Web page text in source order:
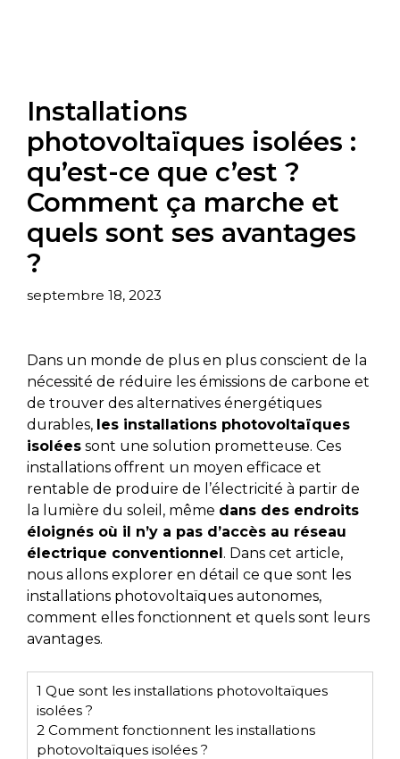
Installations
photovoltaïques isolées :
qu’est-ce que c’est ?
Comment ça marche et
quels sont ses avantages
?
septembre 18, 2023
Dans un monde de plus en plus conscient de la
nécessité de réduire les émissions de carbone et
de trouver des alternatives énergétiques
durables, les installations photovoltaïques
isolées sont une solution prometteuse. Ces
installations offrent un moyen efficace et
rentable de produire de l’électricité à partir de
la lumière du soleil, même dans des endroits
éloignés où il n’y a pas d’accès au réseau
électrique conventionnel. Dans cet article,
nous allons explorer en détail ce que sont les
installations photovoltaïques autonomes,
comment elles fonctionnent et quels sont leurs
avantages.
1 Que sont les installations photovoltaïques
isolées ?
2 Comment fonctionnent les installations
photovoltaïques isolées ?